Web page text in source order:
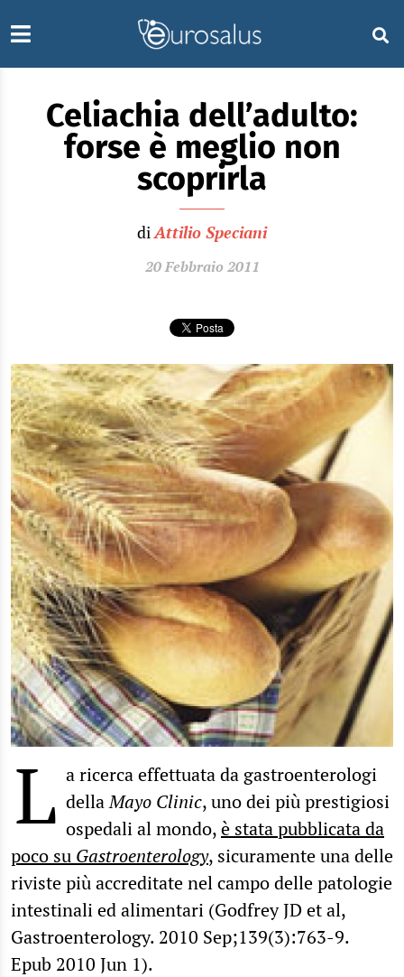
Celiachia dell’adulto:
forse è meglio non
scoprirla
diAttilio Speciani
20 Febbraio 2011
L a ricerca effettuata da gastroenterologi
dellaMayo Clinic, uno dei più prestigiosi
ospedali al mondo,è stata pubblicata da
poco su Gastroenterology, sicuramente una delle
riviste più accreditate nel campo delle patologie
intestinali ed alimentari (Godfrey JD et al,
Gastroenterology. 2010 Sep;139(3):763-9.
Epub 2010 Jun 1).